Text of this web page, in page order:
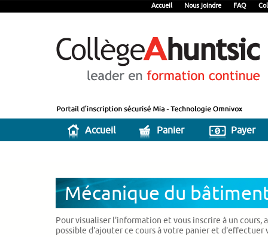
Accueil Nous joindre FAQ
Accueil Panier Payer
Mécanique du
Pour visualiser l'information et vous inscrire à un cours,
possible d'ajouter ce cours à votre panier et d'effectuer